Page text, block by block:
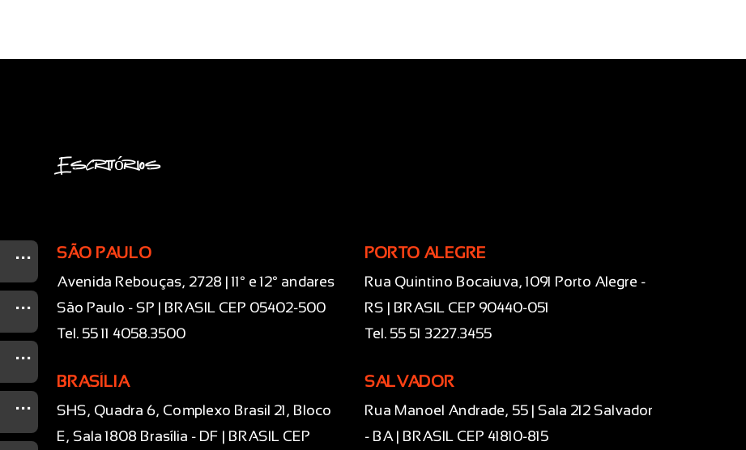
...
...
...
...
Escritórios
SÃO PAULO
Avenida Rebouças, 2728 | 11° e 12° andares
São Paulo - SP | BRASIL CEP 05402-500
Tel. 55 11 4058.3500
PORTO ALEGRE
Rua Quintino Bocaiuva, 1091 Porto Alegre -
RS | BRASIL CEP 90440-051
Tel. 55 51 3227.3455
BRASÍLIA
SHS, Quadra 6, Complexo Brasil 21, Bloco
E, Sala 1808 Brasília - DF | BRASIL CEP
SALVADOR
Rua Manoel Andrade, 55 | Sala 212 Salvador
- BA | BRASIL CEP 41810-815